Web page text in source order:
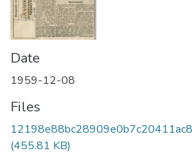
Date
1959-12-08
Files
(455.81 KB)